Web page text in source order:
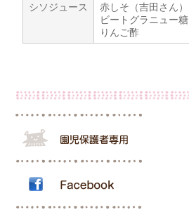
シソジュース
赤しそ（吉田さん）
ビートグラニュー糖
りんご酢